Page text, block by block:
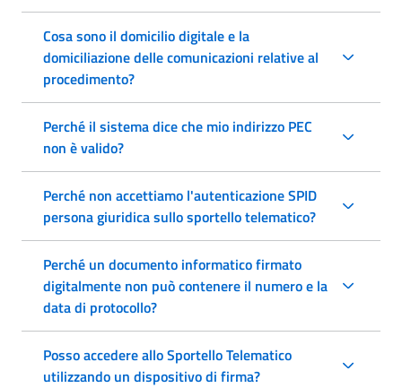
Cosa sono il domicilio digitale e la
domiciliazione delle comunicazioni relative al
procedimento?
Perché il sistema dice che mio indirizzo PEC
non è valido?
Perché non accettiamo l'autenticazione SPID
persona giuridica sullo sportello telematico?
Perché un documento informatico firmato
digitalmente non può contenere il numero e la
data di protocollo?
Posso accedere allo Sportello Telematico
utilizzando un dispositivo di firma?